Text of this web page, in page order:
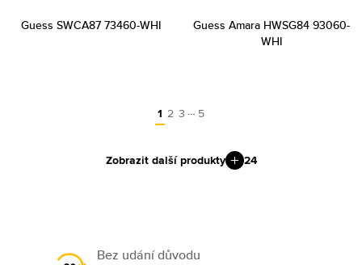
Guess SWCA87 73460-WHI
Guess Amara HWSG84 93060-
WHI
1 2 3 … 5
Zobrazit další produkty 24
Bez udání důvodu